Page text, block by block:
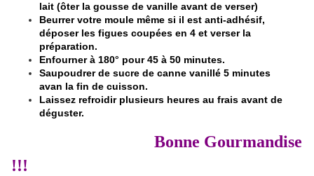
lait (ôter la gousse de vanille avant de verser)
Beurrer votre moule même si il est anti-adhésif,
déposer les figues coupées en 4 et verser la
préparation.
Enfourner à 180° pour 45 à 50 minutes.
Saupoudrer de sucre de canne vanillé 5 minutes
avan la fin de cuisson.
Laissez refroidir plusieurs heures au frais avant de
déguster.
Bonne Gourmandise
!!!